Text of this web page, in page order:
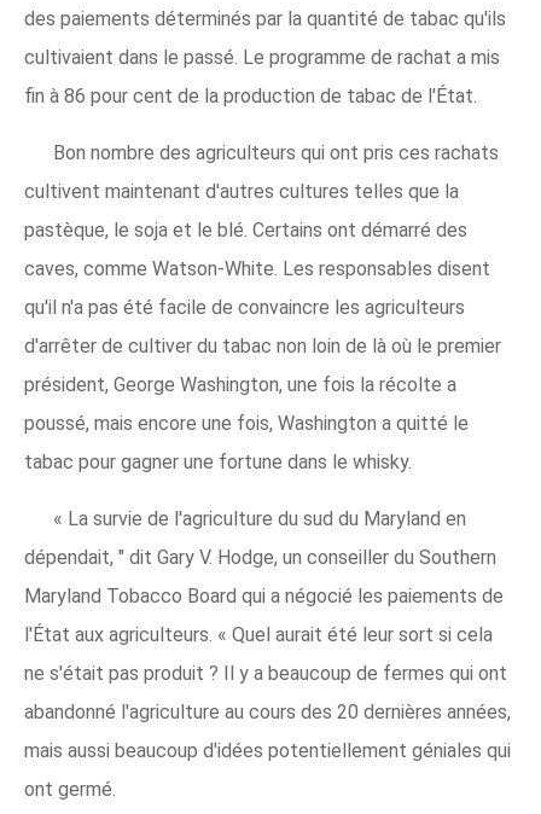
des paiements déterminés par la quantité de tabac qu'ils
cultivaient dans le passé. Le programme de rachat a mis
fin à 86 pour cent de la production de tabac de l'État.
Bon nombre des agriculteurs qui ont pris ces rachats
cultivent maintenant d'autres cultures telles que la
pastèque, le soja et le blé. Certains ont démarré des
caves, comme Watson-White. Les responsables disent
qu'il n'a pas été facile de convaincre les agriculteurs
d'arrêter de cultiver du tabac non loin de là où le premier
président, George Washington, une fois la récolte a
poussé, mais encore une fois, Washington a quitté le
tabac pour gagner une fortune dans le whisky.
« La survie de l'agriculture du sud du Maryland en
dépendait, " dit Gary V. Hodge, un conseiller du Southern
Maryland Tobacco Board qui a négocié les paiements de
l'État aux agriculteurs. « Quel aurait été leur sort si cela
ne s'était pas produit ? Il y a beaucoup de fermes qui ont
abandonné l'agriculture au cours des 20 dernières années,
mais aussi beaucoup d'idées potentiellement géniales qui
ont germé.